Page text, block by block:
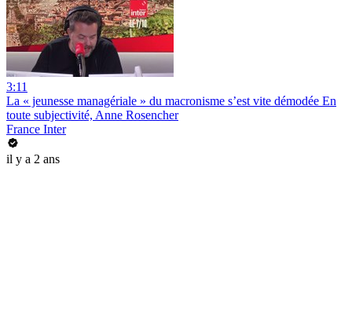
3:11
La « jeunesse managériale » du macronisme s’est vite démodée En
toute subjectivité, Anne Rosencher
France Inter
il y a 2 ans